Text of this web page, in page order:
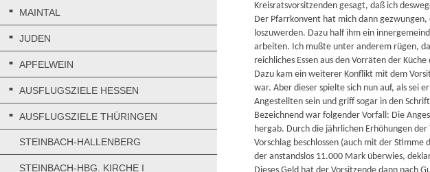
MAINTAL
JUDEN
APFELWEIN
AUSFLUGSZIELE HESSEN
AUSFLUGSZIELE THÜRINGEN
STEINBACH-HALLENBERG
STEINBACH-HBG. KIRCHE I
Kreisratsvorsitzenden gesagt, daß ich
Der Pfarrkonvent hat mich dann
loszuwerden. Dazu half ihm ein
arbeiten. Ich mußte unter anderem rügen,
reichliches Essen aus den Vorräten der
Dazu kam ein weiterer Konflikt mit dem
war. Aber dieser spielte sich nun auf, als sei
Angestellten sein und griff sogar in den
Bezeichnend war folgender Vorfall: Die
hergab. Durch die jährlichen Erhöhungen
Vorschlag beschlossen (auch mit der
der anstandslos 11.000 Mark überwies,